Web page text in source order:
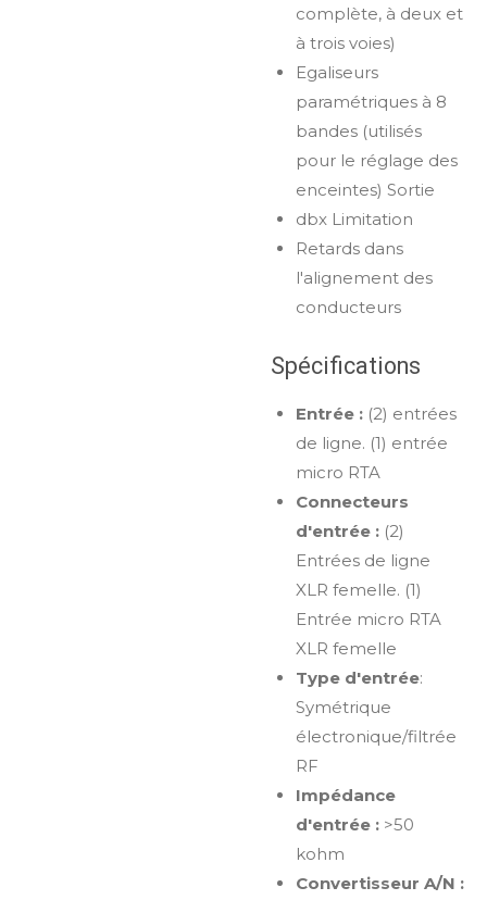
complète, à deux et
à trois voies)
Egaliseurs
paramétriques à 8
bandes (utilisés
pour le réglage des
enceintes) Sortie
dbx Limitation
Retards dans
l'alignement des
conducteurs
Spécifications
Entrée :(2) entrées
de ligne. (1) entrée
micro RTA
Connecteurs
d'entrée :(2)
Entrées de ligne
XLR femelle. (1)
Entrée micro RTA
XLR femelle
Type d'entrée:
Symétrique
électronique/filtrée
RF
Impédance
d'entrée :>50
kohm
Convertisseur A/N :